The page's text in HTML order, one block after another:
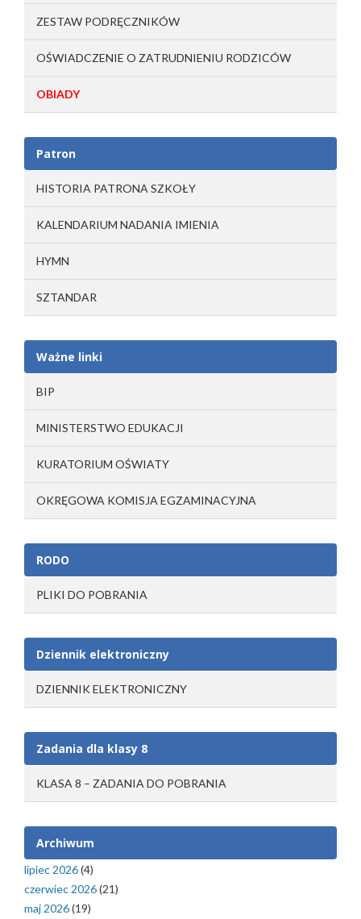
ZESTAW PODRĘCZNIKÓW
OŚWIADCZENIE O ZATRUDNIENIU RODZICÓW
OBIADY
Patron
HISTORIA PATRONA SZKOŁY
KALENDARIUM NADANIA IMIENIA
HYMN
SZTANDAR
Ważne linki
BIP
MINISTERSTWO EDUKACJI
KURATORIUM OŚWIATY
OKRĘGOWA KOMISJA EGZAMINACYJNA
RODO
PLIKI DO POBRANIA
Dziennik elektroniczny
DZIENNIK ELEKTRONICZNY
Zadania dla klasy 8
KLASA 8 – ZADANIA DO POBRANIA
Archiwum
lipiec 2026(4)
czerwiec 2026(21)
maj 2026(19)